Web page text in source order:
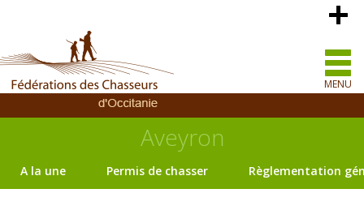
MENU
Aveyron
A la une Permis de chasser Règlementation